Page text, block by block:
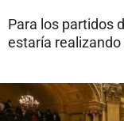
Para los partidos
estaría